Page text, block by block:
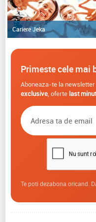
Cariere Jeka
Primeste cele mai
Aboneaza-te la
exclusive, oferte last
Te poti dezabona oricand.